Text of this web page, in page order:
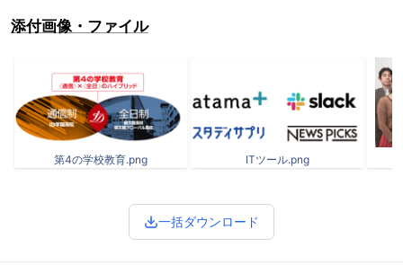
添付画像・ファイル
第4の学校教育.png ITツール.png
一括ダウンロード